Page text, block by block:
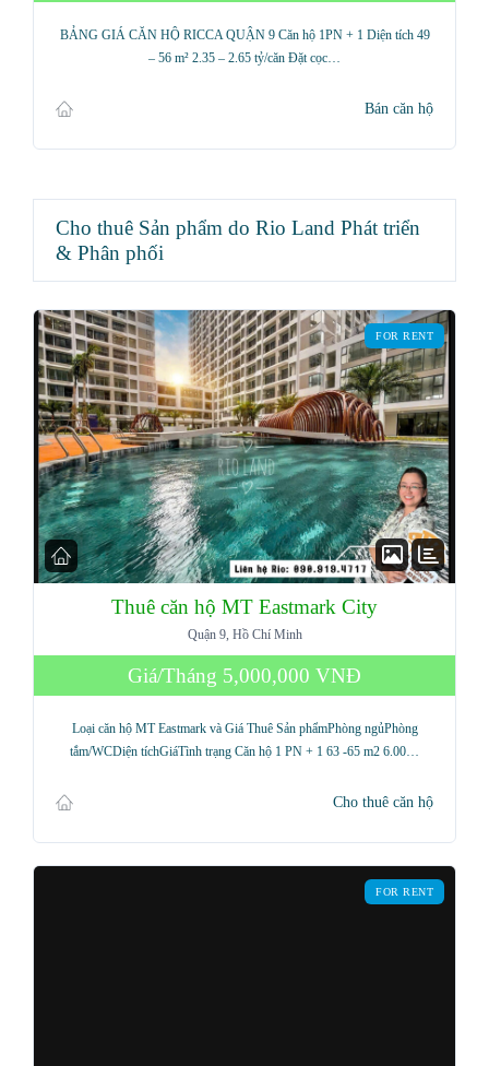
BẢNG GIÁ CĂN HỘ RICCA QUẬN 9 Căn hộ 1PN + 1 Diện tích 49
– 56 m² 2.35 – 2.65 tỷ/căn Đặt cọc…
Bán căn hộ
Cho thuê Sản phẩm do Rio Land Phát triển
& Phân phối
FOR RENT
Thuê căn hộ MT Eastmark City
Quận 9, Hồ Chí Minh
Giá/Tháng 5,000,000 VNĐ
Loại căn hộ MT Eastmark và Giá Thuê Sản phẩmPhòng ngủPhòng
tắm/WCDiện tíchGiáTình trạng Căn hộ 1 PN + 1 63 -65 m2 6.00…
Cho thuê căn hộ
FOR RENT